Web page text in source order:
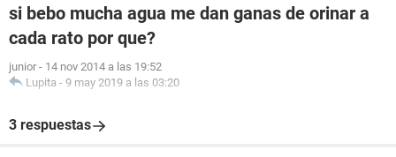
si bebo mucha agua me dan ganas de orinar a
cada rato por que?
junior - 14 nov 2014 a las 19:52
Lupita - 9 may 2019 a las 03:20
3 respuestas